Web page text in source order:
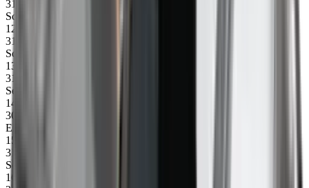
31046
Schiene oben 1255 mm, rechts
12
31047
Schiene 1255 mm, links
13
31014
Seitenschutz, 1 m
14
30245
Einsatz für Steuerung, rechts (80 mm)
15
31025
Seite links 3300
16